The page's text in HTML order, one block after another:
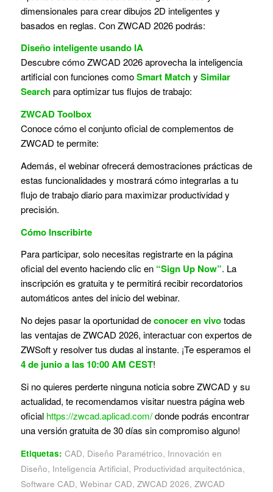
dimensionales para crear dibujos 2D inteligentes y
basados en reglas. Con ZWCAD 2026 podrás:
Diseño inteligente usando IA
Descubre cómo ZWCAD 2026 aprovecha la inteligencia
artificial con funciones comoSmart Matchy Similar
Searchpara optimizar tus flujos de trabajo:
ZWCAD Toolbox
Conoce cómo el conjunto oficial de complementos de
ZWCAD te permite:
Además, el webinar ofrecerá demostraciones prácticas de
estas funcionalidades y mostrará cómo integrarlas a tu
flujo de trabajo diario para maximizar productividad y
precisión.
Cómo Inscribirte
Para participar, solo necesitas registrarte en la página
oficial del evento haciendo clic en “Sign Up Now”. La
inscripción es gratuita y te permitirá recibir recordatorios
automáticos antes del inicio del webinar.
No dejes pasar la oportunidad deconocer en vivotodas
las ventajas de ZWCAD 2026, interactuar con expertos de
ZWSoft y resolver tus dudas al instante. ¡Te esperamos el
4 de junio a las 10:00 AM CEST!
Si no quieres perderte ninguna noticia sobre ZWCAD y su
actualidad, te recomendamos visitar nuestra página web
oficial https://zwcad.aplicad.com/donde podrás encontrar
una versión gratuita de 30 días sin compromiso alguno!
Etiquetas: CAD, Diseño Paramétrico, Innovación en
Diseño, Inteligencia Artificial, Productividad arquitectónica,
Software CAD, Webinar CAD, ZWCAD 2026, ZWCAD